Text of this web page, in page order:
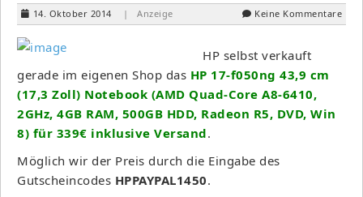
14. Oktober 2014 | Anzeige Keine Kommentare
HP selbst verkauft
gerade im eigenen Shop das HP 17-f050ng 43,9 cm
(17,3 Zoll) Note­book (AMD Quad-Core A8-6410,
2GHz, 4GB RAM, 500GB HDD, Radeon R5, DVD, Win
8) für 339€ inklusive Versand.
Möglich wir der Preis durch die Eingabe des
Gutscheincodes HPPAYPAL1450.